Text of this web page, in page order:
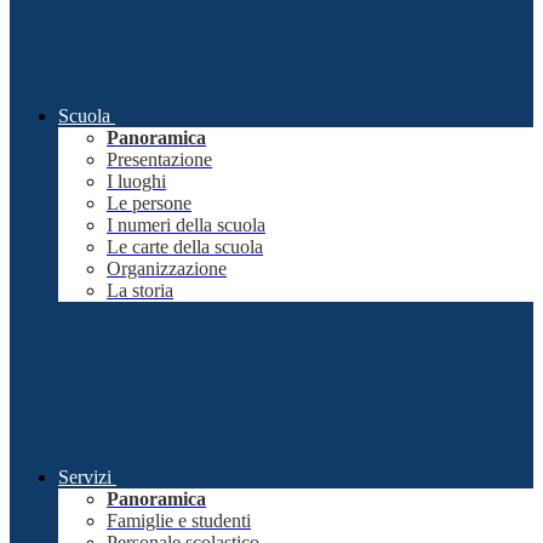
Scuola
Panoramica
Presentazione
I luoghi
Le persone
I numeri della scuola
Le carte della scuola
Organizzazione
La storia
Servizi
Panoramica
Famiglie e studenti